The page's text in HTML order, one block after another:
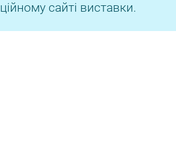
сайті виставки.